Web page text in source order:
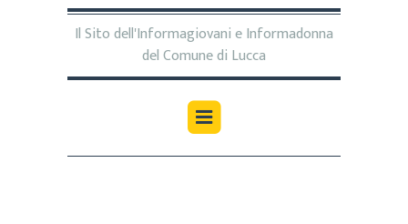
Il Sito dell'Informagiovani e Informadonna
del Comune di Lucca